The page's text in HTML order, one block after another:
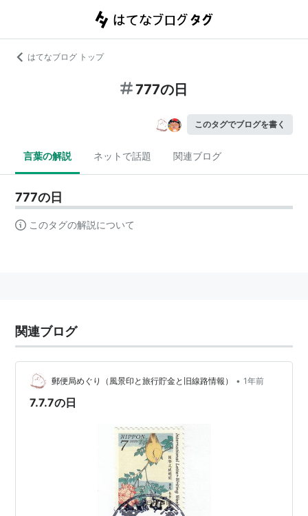
はてなブログ トップ
777の日
このタグでブログを書く
言葉の解説 ネットで話題 関連ブログ
777の日
このタグの解説について
関連ブログ
郵便局めぐり（風景印と旅行貯金と旧線路情報） • 1年前
7.7.7の日